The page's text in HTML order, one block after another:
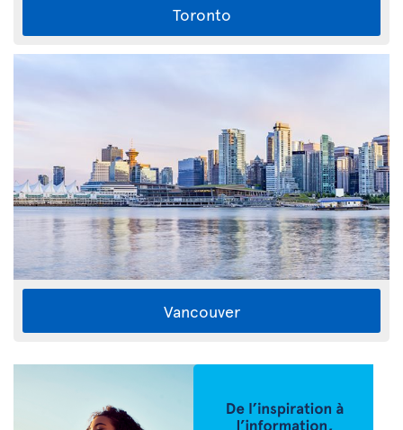
Toronto
Vancouver